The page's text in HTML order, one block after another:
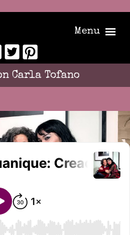
Menu
Carla Tofano